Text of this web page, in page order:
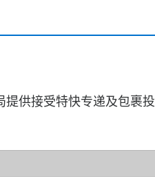
提供接受特快专递及包裹投